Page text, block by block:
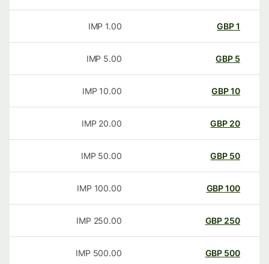
GBP
1.00
IMP
GBP
5.00
IMP
GBP
10.00
IMP
20
GBP
20.00
IMP
50
GBP
50.00
IMP
100
GBP
100.00
IMP
250
GBP
250.00
IMP
500
GBP
500.00
IMP